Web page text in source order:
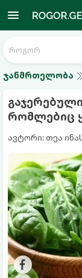
ჯანმრთელობა
რომლებიც
ავტორი: თეა